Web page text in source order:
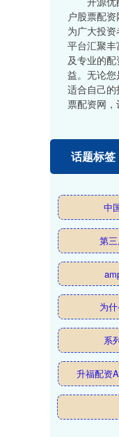
户股票配
为广大投资
平台汇聚
及专业的
益。无论
适合自己
票配资网，
话题标签
中
第
为
系
升福配资